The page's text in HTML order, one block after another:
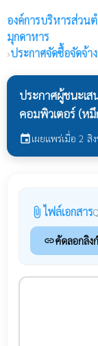
องค์การบริหารส่วน
มุกดาหาร
›ประกาศจัดซื้อจัดจ้าง
ประกาศผู้ชนะเส
คอมพิวเตอร์ (ห
eventเผยแพร่เมื่อ 2 สิ
attach_file ไฟล์เอกสาร
linkคัดลอกลิงก์